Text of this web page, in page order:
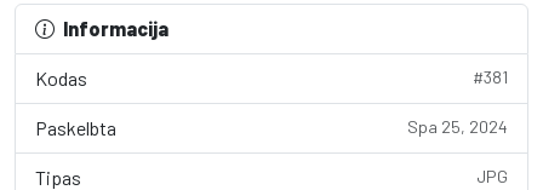
Informacija
Kodas #381
Paskelbta Spa 25, 2024
Tipas JPG